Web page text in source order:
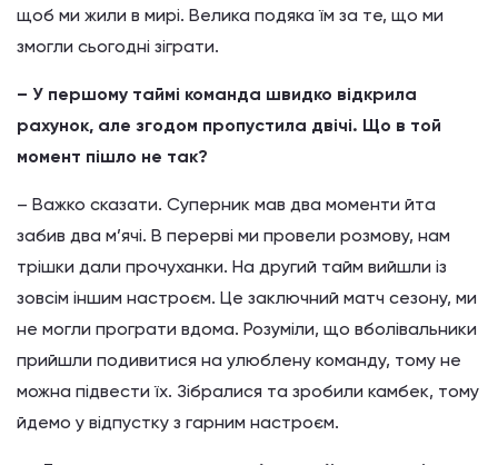
щоб ми жили в мирі. Велика подяка їм за те, що ми
змогли сьогодні зіграти.
– У першому таймі команда швидко відкрила
рахунок, але згодом пропустила двічі. Що в той
момент пішло не так?
– Важко сказати. Суперник мав два моменти йта
забив два м’ячі. В перерві ми провели розмову, нам
трішки дали прочуханки. На другий тайм вийшли із
зовсім іншим настроєм. Це заключний матч сезону, ми
не могли програти вдома. Розуміли, що вболівальники
прийшли подивитися на улюблену команду, тому не
можна підвести їх. Зібралися та зробили камбек, тому
йдемо у відпустку з гарним настроєм.